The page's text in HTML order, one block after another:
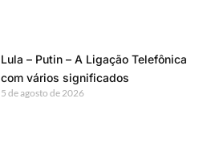
Lula – Putin – A Ligação Telefônica
com vários significados
5 de agosto de 2026